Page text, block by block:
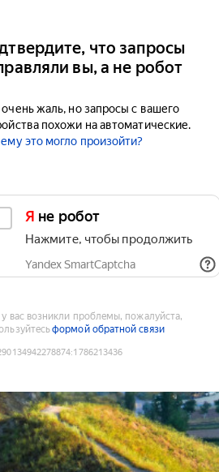
что запросы
вы, а не робот
жаль, но запросы с вашего
похожи на автоматические.
это могло произойти?
Я не робот
Нажмите, чтобы продолжить
Yandex SmartCaptcha
у вас возникли проблемы, пожалуйста,
формой обратной связи
:1786213436